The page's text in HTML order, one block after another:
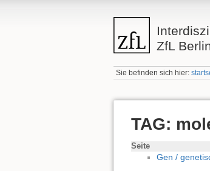
ZfL
Sie befinden sich hier:
TAG:
Seite
Gen /